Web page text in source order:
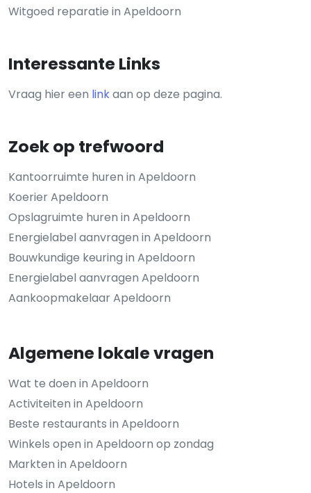
Witgoed reparatie in Apeldoorn
Interessante Links
Vraag hier een linkaan op deze pagina.
Zoek op trefwoord
Kantoorruimte huren in Apeldoorn
Koerier Apeldoorn
Opslagruimte huren in Apeldoorn
Energielabel aanvragen in Apeldoorn
Bouwkundige keuring in Apeldoorn
Energielabel aanvragen Apeldoorn
Aankoopmakelaar Apeldoorn
Algemene lokale vragen
Wat te doen in Apeldoorn
Activiteiten in Apeldoorn
Beste restaurants in Apeldoorn
Winkels open in Apeldoorn op zondag
Markten in Apeldoorn
Hotels in Apeldoorn